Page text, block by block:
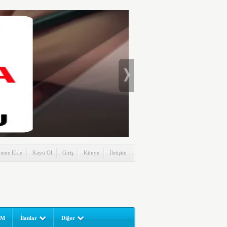
Ekle Kayıt Ol Giriş Künye İletişim
İlanlar Diğer